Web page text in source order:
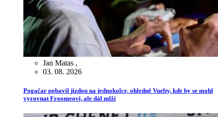
Jan Matas ,
03. 08. 2026
Pogačar pobavil jízdou na jednokolce, ohledně Vuelty, kde by se mohl
vyrovnat Froomeovi, ale dál mlží